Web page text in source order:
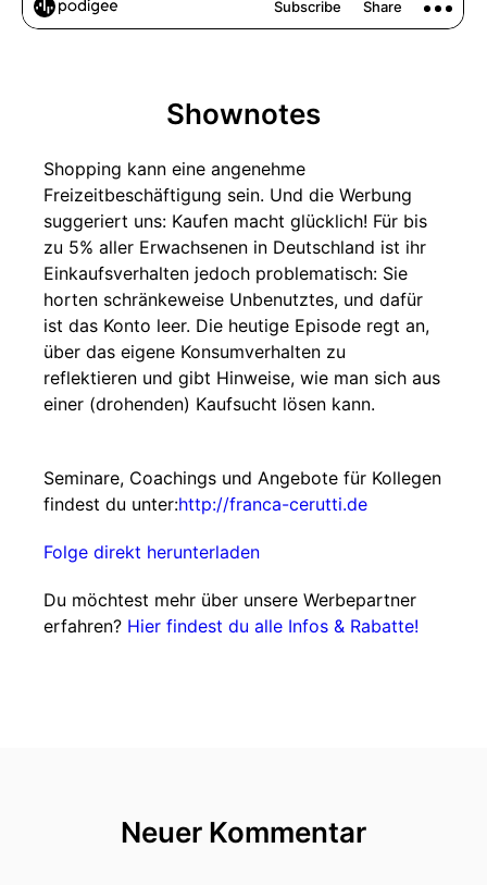
Shownotes
Shopping kann eine angenehme
Freizeitbeschäftigung sein. Und die Werbung
suggeriert uns: Kaufen macht glücklich! Für bis
zu 5% aller Erwachsenen in Deutschland ist ihr
Einkaufsverhalten jedoch problematisch: Sie
horten schränkeweise Unbenutztes, und dafür
ist das Konto leer. Die heutige Episode regt an,
über das eigene Konsumverhalten zu
reflektieren und gibt Hinweise, wie man sich aus
einer (drohenden) Kaufsucht lösen kann.
Seminare, Coachings und Angebote für Kollegen
findest du unter:http://franca-cerutti.de
Folge direkt herunterladen
Du möchtest mehr über unsere Werbepartner
erfahren? Hier findest du alle Infos & Rabatte!
Neuer Kommentar